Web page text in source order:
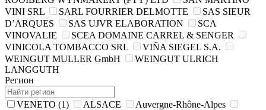
VINI SRL
SARL FOURRIER DELMOTTE
SAS SIEUR
D’ARQUES
SAS UJVR ELABORATION
SCA
VINOVALIE
SCEA DOMAINE CARREL & SENGER
VINICOLA TOMBACCO SRL
VIÑA SIEGEL S.A.
WEINGUT MULLER GmbH
WEINGUT ULRICH
LANGGUTH
Регион
VENETO (1) ALSACE
Auvergne-Rhône-Alpes